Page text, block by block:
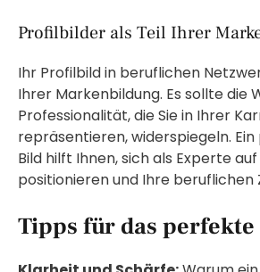
Profilbilder als Teil Ihrer
Ihr Profilbild in beruflichen
Ihrer Markenbildung. Es sollte die
Professionalität, die Sie in Ihrer
repräsentieren, widerspiegeln.
Bild hilft Ihnen, sich als Experte
positionieren und Ihre beruflichen
Tipps für das